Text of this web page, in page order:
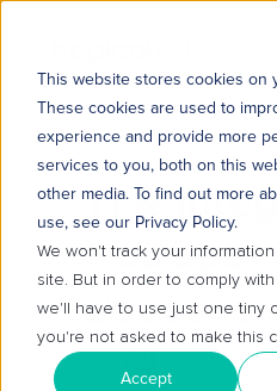
This website stores cookies on
These cookies are used to
experience and provide more
services to you, both on this
other media. To find out more
use, see our Privacy Policy.
We won't track your
site. But in order to comply
we'll have to use just one tiny
you're not asked to make this
Accept
TI &
HubSpot
dados,
e IA